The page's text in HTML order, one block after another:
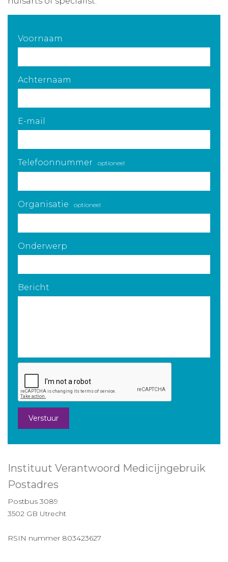
Voornaam
Achternaam
E-mail
Telefoonnummer optioneel
Organisatie optioneel
Onderwerp
Bericht
Verstuur
Instituut Verantwoord Medicijngebruik
Postadres
Postbus 3089
3502 GB Utrecht
RSIN nummer 803423627